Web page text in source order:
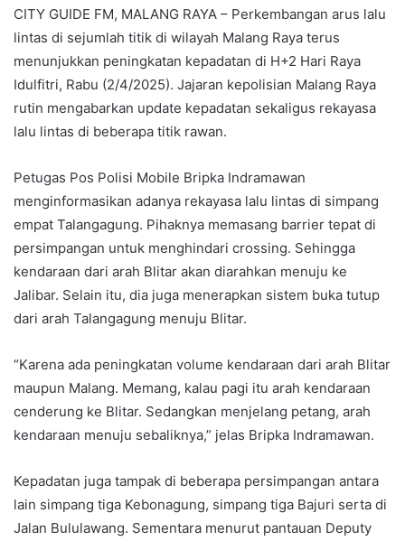
CITY GUIDE FM, MALANG RAYA – Perkembangan arus lalu
lintas di sejumlah titik di wilayah Malang Raya terus
menunjukkan peningkatan kepadatan di H+2 Hari Raya
Idulfitri, Rabu (2/4/2025). Jajaran kepolisian Malang Raya
rutin mengabarkan update kepadatan sekaligus rekayasa
lalu lintas di beberapa titik rawan.
Petugas Pos Polisi Mobile Bripka Indramawan
menginformasikan adanya rekayasa lalu lintas di simpang
empat Talangagung. Pihaknya memasang barrier tepat di
persimpangan untuk menghindari crossing. Sehingga
kendaraan dari arah Blitar akan diarahkan menuju ke
Jalibar. Selain itu, dia juga menerapkan sistem buka tutup
dari arah Talangagung menuju Blitar.
“Karena ada peningkatan volume kendaraan dari arah Blitar
maupun Malang. Memang, kalau pagi itu arah kendaraan
cenderung ke Blitar. Sedangkan menjelang petang, arah
kendaraan menuju sebaliknya,” jelas Bripka Indramawan.
Kepadatan juga tampak di beberapa persimpangan antara
lain simpang tiga Kebonagung, simpang tiga Bajuri serta di
Jalan Bululawang. Sementara menurut pantauan Deputy